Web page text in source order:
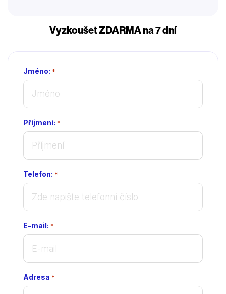
Vyzkoušet ZDARMA na 7 dní
Jméno: *
Příjmení: *
Telefon: *
E-mail: *
Adresa *